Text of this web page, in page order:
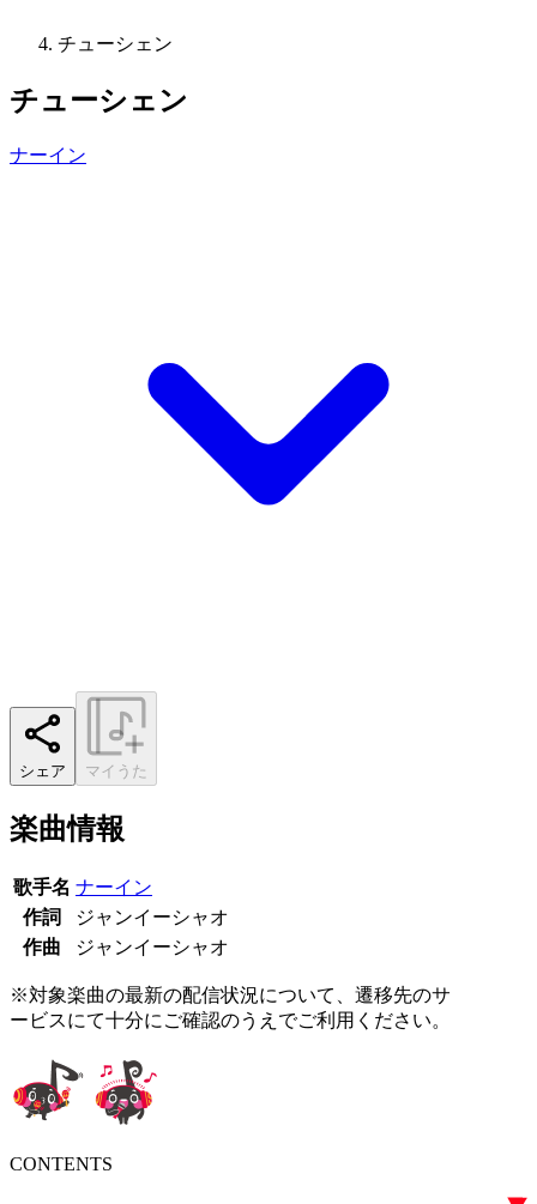
チューシェン
チューシェン
ナーイン
シェア マイうた
楽曲情報
歌手名 ナーイン
作詞
ジャンイーシャオ
作曲
ジャンイーシャオ
※対象楽曲の最新の配信状況について、遷移先のサ
ービスにて十分にご確認のうえでご利用ください。
CONTENTS